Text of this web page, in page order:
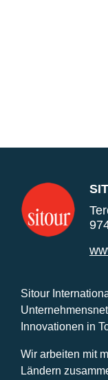
Sitour
Innovationen in
Wir arbeiten mit
Ländern